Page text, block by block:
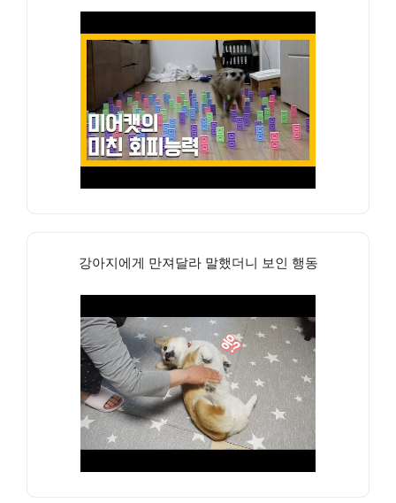
강아지에게 만져달라 말했더니 보인 행동